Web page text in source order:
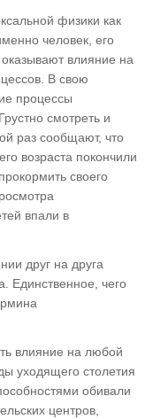
физики как
человек, его
влияние на
В свою
процессы
смотреть и
раз сообщают, что
возраста покончили
своего
впали в
друг на друга
Единственное, чего
влияние на любой
уходящего столетия
обивали
центров,